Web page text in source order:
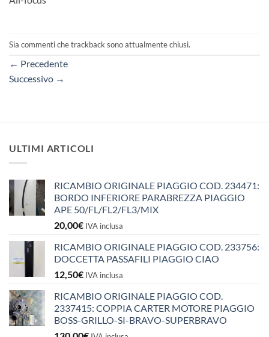
Sia commenti che trackback sono attualmente chiusi.
← Precedente
Successivo →
ULTIMI ARTICOLI
RICAMBIO ORIGINALE PIAGGIO COD. 234471:
BORDO INFERIORE PARABREZZA PIAGGIO
APE 50/FL/FL2/FL3/MIX
20,00€ IVA inclusa
RICAMBIO ORIGINALE PIAGGIO COD. 233756:
DOCCETTA PASSAFILI PIAGGIO CIAO
12,50€ IVA inclusa
RICAMBIO ORIGINALE PIAGGIO COD.
2337415: COPPIA CARTER MOTORE PIAGGIO
BOSS-GRILLO-SI-BRAVO-SUPERBRAVO